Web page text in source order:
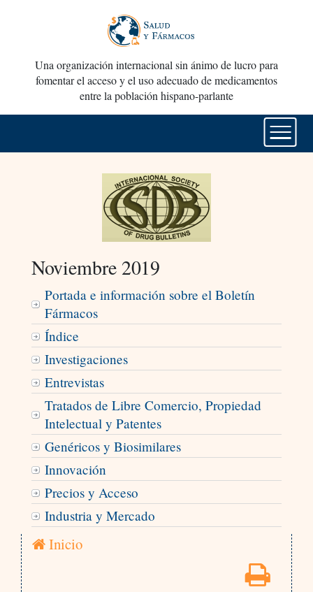
Una organización internacional sin ánimo de lucro para
fomentar el acceso y el uso adecuado de medicamentos
entre la población hispano-parlante
Noviembre 2019
Portada e información sobre el Boletín
Fármacos
Índice
Investigaciones
Entrevistas
Tratados de Libre Comercio, Propiedad
Intelectual y Patentes
Genéricos y Biosimilares
Innovación
Precios y Acceso
Industria y Mercado
Inicio